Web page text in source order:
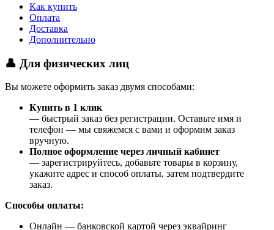
Как купить
Оплата
Доставка
Дополнительно
👤 Для физических лиц
Вы можете оформить заказ двумя способами:
Купить в 1 клик
— быстрый заказ без регистрации. Оставьте имя и
телефон — мы свяжемся с вами и оформим заказ
вручную.
Полное оформление через личный кабинет
— зарегистрируйтесь, добавьте товары в корзину,
укажите адрес и способ оплаты, затем подтвердите
заказ.
Способы оплаты:
Онлайн — банковской картой через эквайринг